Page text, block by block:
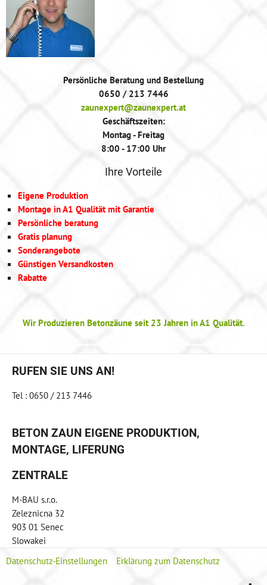
Persönliche Beratung und Bestellung
0650 / 213 7446
zaunexpert@zaunexpert.at
Geschäftszeiten:
Montag - Freitag
8:00 - 17:00 Uhr
Ihre Vorteile
Eigene Produktion
Montage in A1 Qualität mit Garantie
Persönliche beratung
Gratis planung
Sonderangebote
Günstigen Versandkosten
Rabatte
Wir Produzieren Betonzäune seit 23 Jahren in A1 Qualität.
RUFEN SIE UNS AN!
Tel : 0650 / 213 7446
BETON ZAUN EIGENE PRODUKTION,
MONTAGE, LIFERUNG
ZENTRALE
M-BAU s.r.o.
Zeleznicna 32
903 01 Senec
Slowakei
Datenschutz-Einstellungen
Erklärung zum Datenschutz